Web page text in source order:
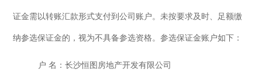
证金需以转账汇款形式支付到公司账户。未按要求及时、足额缴
纳参选保证金的，视为不具备参选资格。参选保证金账户如下 ：
户 名：长沙恒图房地产开发有限公司